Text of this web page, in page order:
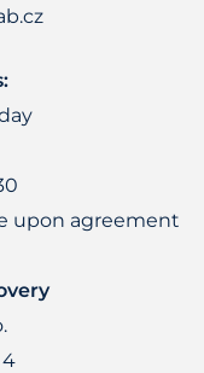
upon agreement
4